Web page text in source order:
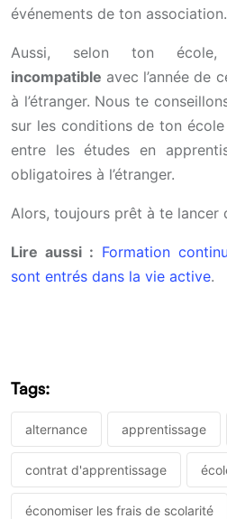
événements de ton association.
Aussi, selon ton école,
incompatible avec l’année de
à l’étranger. Nous te
sur les conditions de ton
entre les études en
obligatoires à l’étranger.
Alors, toujours prêt à te lancer
Lire aussi : Formation
sont entrés dans la vie active.
Tags:
alternance apprentissage
contrat d'apprentissage
économiser les frais de scolarité